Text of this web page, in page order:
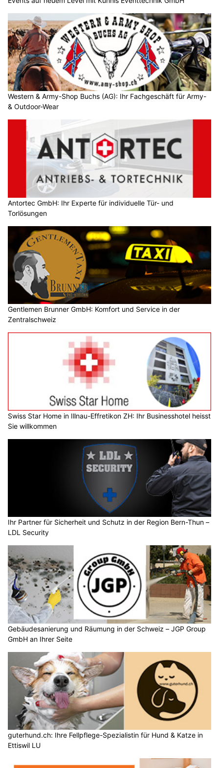
Western & Army-Shop Buchs (AG): Ihr Fachgeschäft für Army-
& Outdoor-Wear
Antortec GmbH: Ihr Experte für individuelle Tür- und
Torlösungen
Gentlemen Brunner GmbH: Komfort und Service in der
Zentralschweiz
Swiss Star Home in Illnau-Effretikon ZH: Ihr Businesshotel heisst
Sie willkommen
Ihr Partner für Sicherheit und Schutz in der Region Bern-Thun –
LDL Security
Gebäudesanierung und Räumung in der Schweiz – JGP Group
GmbH an Ihrer Seite
guterhund.ch: Ihre Fellpflege-Spezialistin für Hund & Katze in
Ettiswil LU